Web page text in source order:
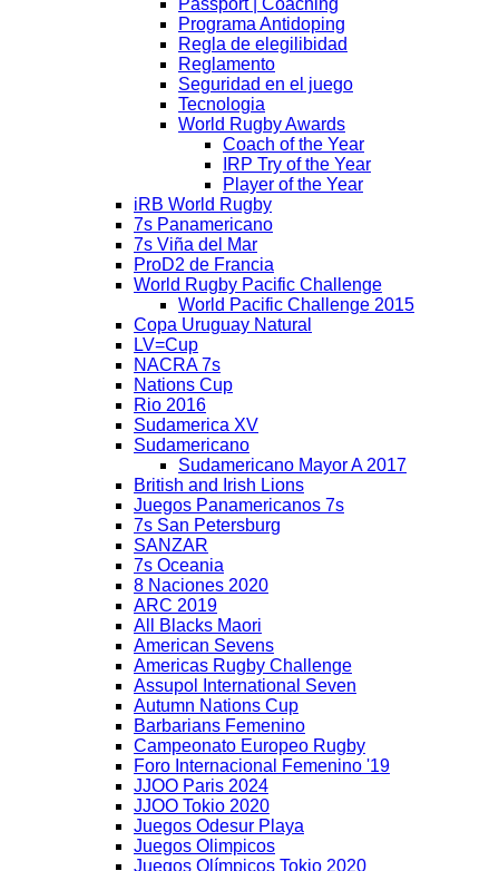
Passport | Coaching
Programa Antidoping
Regla de elegilibidad
Reglamento
Seguridad en el juego
Tecnologia
World Rugby Awards
Coach of the Year
IRP Try of the Year
Player of the Year
iRB World Rugby
7s Panamericano
7s Viña del Mar
ProD2 de Francia
World Rugby Pacific Challenge
World Pacific Challenge 2015
Copa Uruguay Natural
LV=Cup
NACRA 7s
Nations Cup
Rio 2016
Sudamerica XV
Sudamericano
Sudamericano Mayor A 2017
British and Irish Lions
Juegos Panamericanos 7s
7s San Petersburg
SANZAR
7s Oceania
8 Naciones 2020
ARC 2019
All Blacks Maori
American Sevens
Americas Rugby Challenge
Assupol International Seven
Autumn Nations Cup
Barbarians Femenino
Campeonato Europeo Rugby
Foro Internacional Femenino '19
JJOO Paris 2024
JJOO Tokio 2020
Juegos Odesur Playa
Juegos Olimpicos
Juegos Olímpicos Tokio 2020